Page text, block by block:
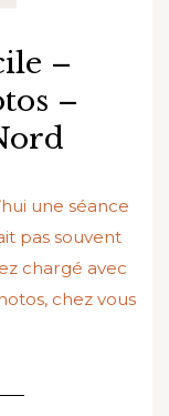
–
–
une séance
pas souvent
chargé avec
chez vous